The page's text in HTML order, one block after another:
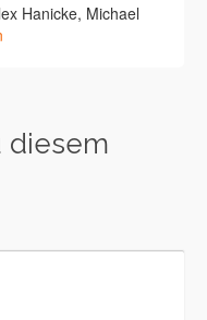
Hanicke, Michael
diesem